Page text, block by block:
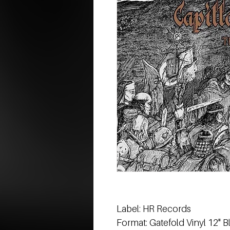
Label: HR Records
Format: Gatefold Vinyl 12"